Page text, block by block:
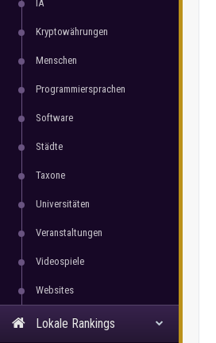
IA
Kryptowährungen
Menschen
Programmiersprachen
Software
Städte
Taxone
Universitäten
Veranstaltungen
Videospiele
Websites
Lokale Rankings